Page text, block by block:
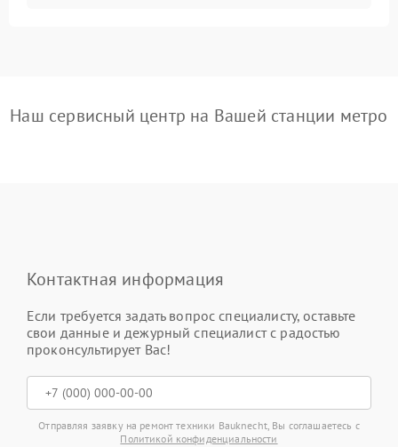
Наш сервисный центр на Вашей станции метро
Контактная информация
Если требуется задать вопрос специалисту, оставьте
свои данные и дежурный специалист с радостью
проконсультирует Вас!
Отправляя заявку на ремонт техники Bauknecht, Вы соглашаетесь с
Политикой конфиденциальности